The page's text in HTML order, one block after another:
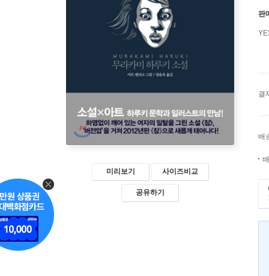
미리보기 사이즈비교
공유하기
판
결
배